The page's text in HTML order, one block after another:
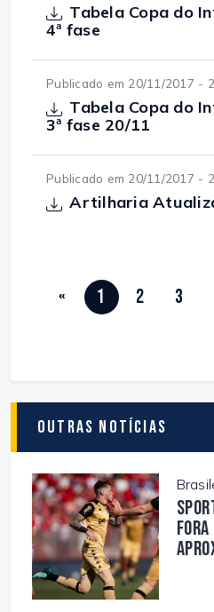
Tabela Copa do
4ª fase
Publicado em 20/11/2017 -
Tabela Copa do
3ª fase 20/11
Publicado em 20/11/2017 -
Artilharia
« 1 2 3
Outras Notícias
fora